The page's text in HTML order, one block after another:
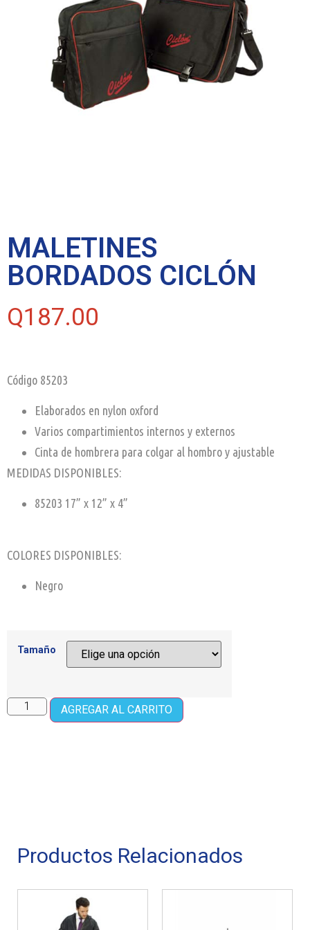
MALETINES
BORDADOS CICLÓN
Q187.00
Código 85203
Elaborados en nylon oxford
Varios compartimientos internos y externos
Cinta de hombrera para colgar al hombro y ajustable
MEDIDAS DISPONIBLES:
85203 17” x 12” x 4”
COLORES DISPONIBLES:
Negro
Tamaño
AGREGAR AL CARRITO
Productos Relacionados